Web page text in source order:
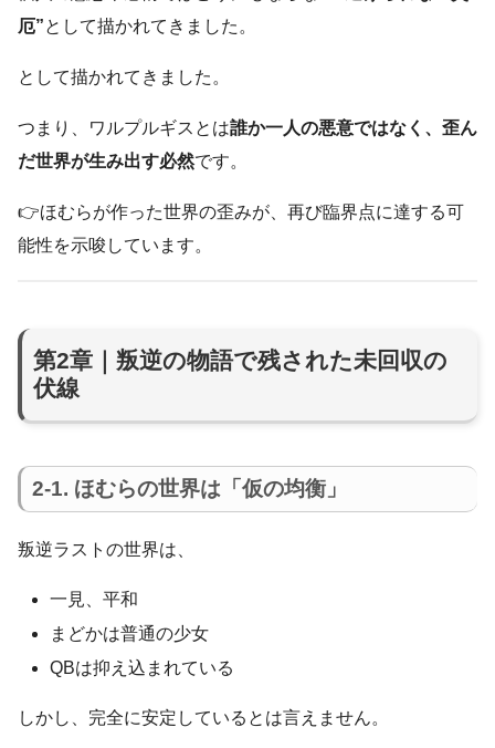
厄”として描かれてきました。
として描かれてきました。
つまり、ワルプルギスとは誰か一人の悪意ではなく、歪ん
だ世界が生み出す必然です。
👉ほむらが作った世界の歪みが、再び臨界点に達する可
能性を示唆しています。
第2章｜叛逆の物語で残された未回収の
伏線
2-1. ほむらの世界は「仮の均衡」
叛逆ラストの世界は、
一見、平和
まどかは普通の少女
QBは抑え込まれている
しかし、完全に安定しているとは言えません。